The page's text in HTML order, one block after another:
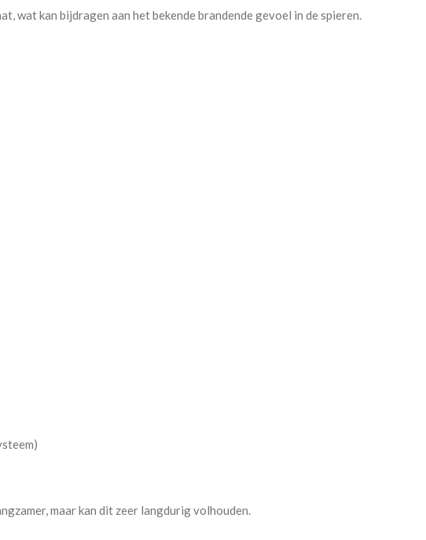
wat kan bijdragen aan het bekende brandende gevoel in de spieren.
maar kan dit zeer langdurig volhouden.